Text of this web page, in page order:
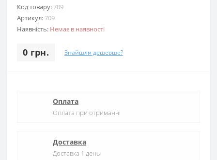
Код товару:709
Артикул:709
Наявність: Немає в наявності
0 грн. Знайшли дешевше?
Оплата
Оплата при отриманні
Доставка
Доставка 1 день